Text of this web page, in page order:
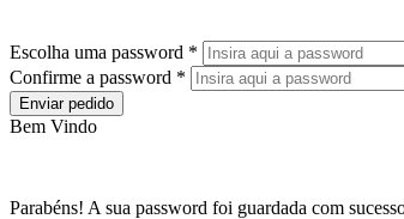
Escolha uma password *
Confirme a password *
Enviar pedido
Bem Vindo
Parabéns! A sua password foi guardada com